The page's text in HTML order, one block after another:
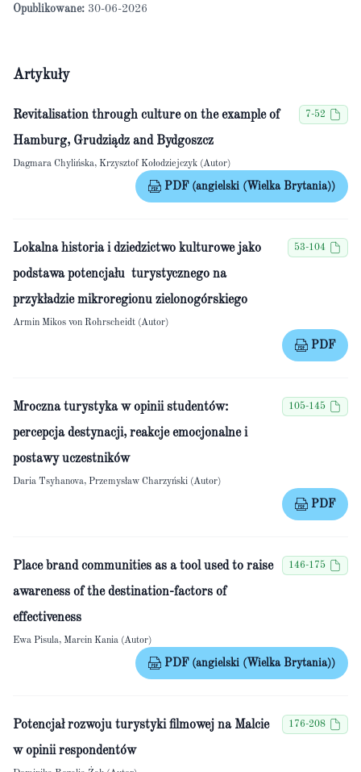
Opublikowane: 30-06-2026
Artykuły
Revitalisation through culture on the example of
Hamburg, Grudziądz and Bydgoszcz
7-52
Dagmara Chylińska, Krzysztof Kołodziejczyk (Autor)
PDF (angielski (Wielka Brytania))
Lokalna historia i dziedzictwo kulturowe jako
podstawa potencjału turystycznego na
przykładzie mikroregionu zielonogórskiego
53-104
Armin Mikos von Rohrscheidt (Autor)
PDF
Mroczna turystyka w opinii studentów:
percepcja destynacji, reakcje emocjonalne i
postawy uczestników
105-145
Daria Tsyhanova, Przemysław Charzyński (Autor)
PDF
Place brand communities as a tool used to raise
awareness of the destination-factors of
effectiveness
146-175
Ewa Pisula, Marcin Kania (Autor)
PDF (angielski (Wielka Brytania))
Potencjał rozwoju turystyki filmowej na Malcie
w opinii respondentów
176-208